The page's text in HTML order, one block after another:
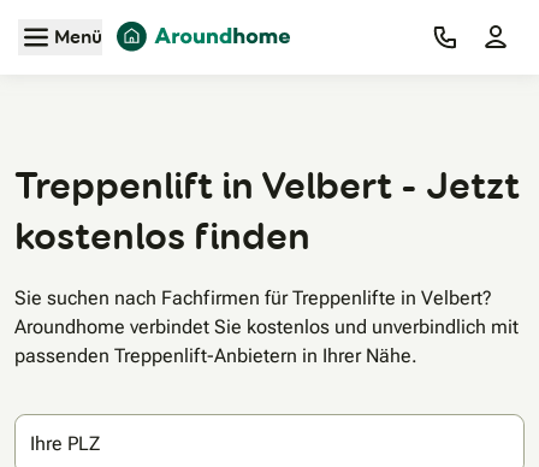
Zum Hauptinhalt
Menü
Treppenlift in Velbert - Jetzt
kostenlos finden
Sie suchen nach Fachfirmen für Treppenlifte in Velbert?
Aroundhome verbindet Sie kostenlos und unverbindlich mit
passenden Treppenlift-Anbietern in Ihrer Nähe.
Ihre PLZ